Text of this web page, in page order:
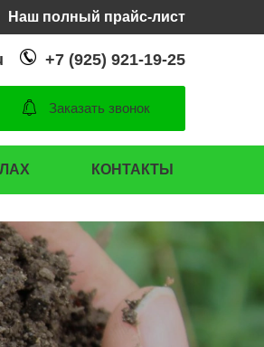
Наш полный прайс-лист
+7 (925) 921-19-25
Заказать звонок
КОНТАКТЫ